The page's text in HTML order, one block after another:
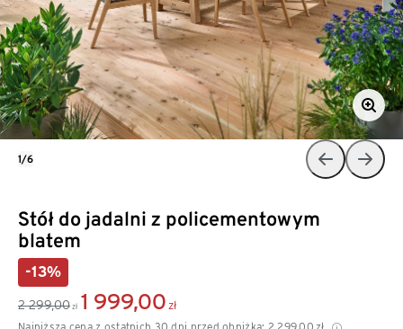
Stół do jadalni z policementowym
blatem
-13%
2 299,00 zł 1 999,00 zł
1/6